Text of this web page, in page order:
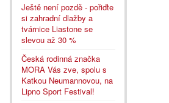
Ještě není pozdě - pořiďte
si zahradní dlažby a
tvárnice Liastone se
slevou až 30 %
Česká rodinná značka
MORA Vás zve, spolu s
Katkou Neumannovou, na
Lipno Sport Festival!